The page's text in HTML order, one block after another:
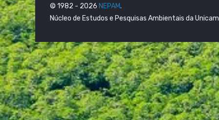
© 1982 - 2026 NEPAM.
Núcleo de Estudos e Pesquisas Ambientais da